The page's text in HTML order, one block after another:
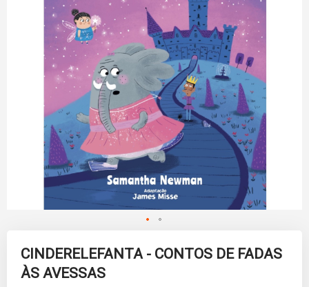
beginning
CINDERELEFANTA - CONTOS DE FADAS
ÀS AVESSAS